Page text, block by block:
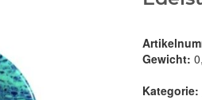
Gewicht:
Kategorie: